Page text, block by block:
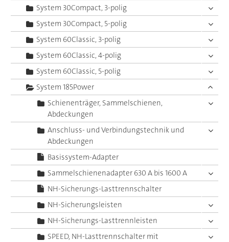
System 30Compact, 3-polig
System 30Compact, 5-polig
System 60Classic, 3-polig
System 60Classic, 4-polig
System 60Classic, 5-polig
System 185Power
Schienenträger, Sammelschienen,
Abdeckungen
Anschluss- und Verbindungstechnik und
Abdeckungen
Basissystem-Adapter
Sammelschienenadapter 630 A bis 1600 A
NH-Sicherungs-Lasttrennschalter
NH-Sicherungsleisten
NH-Sicherungs-Lasttrennleisten
SPEED, NH-Lasttrennschalter mit